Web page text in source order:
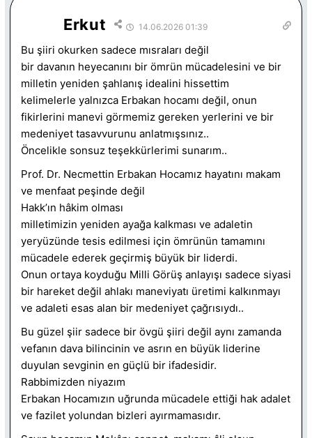
Erkut 14.06.2026 01:39
Bu şiiri okurken sadece mısraları değil
bir davanın heyecanını bir ömrün mücadelesini ve bir
milletin yeniden şahlanış idealini hissettim
kelimelerle yalnızca Erbakan hocamı değil, onun
fikirlerini manevi görmemiz gereken yerlerini ve bir
medeniyet tasavvurunu anlatmışsınız..
Öncelikle sonsuz teşekkürlerimi sunarım..
Prof. Dr. Necmettin Erbakan Hocamız hayatını makam
ve menfaat peşinde değil
Hakk’ın hâkim olması
milletimizin yeniden ayağa kalkması ve adaletin
yeryüzünde tesis edilmesi için ömrünün tamamını
mücadele ederek geçirmiş büyük bir liderdi.
Onun ortaya koyduğu Milli Görüş anlayışı sadece siyasi
bir hareket değil ahlakı maneviyatı üretimi kalkınmayı
ve adaleti esas alan bir medeniyet çağrısıydı..
Bu güzel şiir sadece bir övgü şiiri değil aynı zamanda
vefanın dava bilincinin ve asrın en büyük liderine
duyulan sevginin en güçlü bir ifadesidir.
Rabbimizden niyazım
Erbakan Hocamızın uğrunda mücadele ettiği hak adalet
ve fazilet yolundan bizleri ayırmamasıdır.